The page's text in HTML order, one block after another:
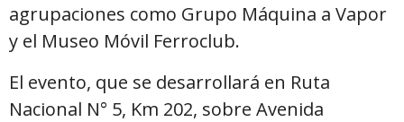
agrupaciones como Grupo Máquina a Vapor
y el Museo Móvil Ferroclub.
El evento, que se desarrollará en Ruta
Nacional N° 5, Km 202, sobre Avenida